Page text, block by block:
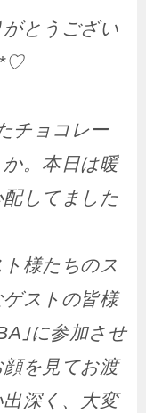
とうござい
チョコレー
か。本日は暖
してました
様たちのス
ストの皆様
｣に参加させ
を見てお渡
深く、大変